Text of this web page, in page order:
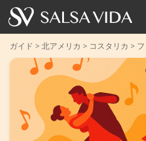
ホーム
イベント
ニュース
記事
ガイド > 北アメリカ > コスタリカ >